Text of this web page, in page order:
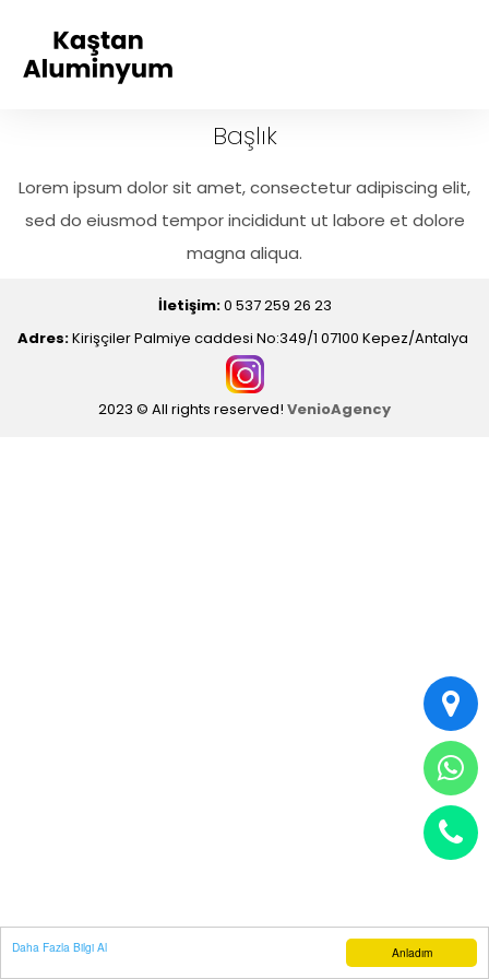
Anladım
Daha Fazla Bilgi Al
Başlık
Lorem ipsum dolor sit amet, consectetur adipiscing elit,
sed do eiusmod tempor incididunt ut labore et dolore
magna aliqua.
İletişim:0 537 259 26 23
Adres:Kirişçiler Palmiye caddesi No:349/1 07100 Kepez/Antalya
2023 © All rights reserved! VenioAgency